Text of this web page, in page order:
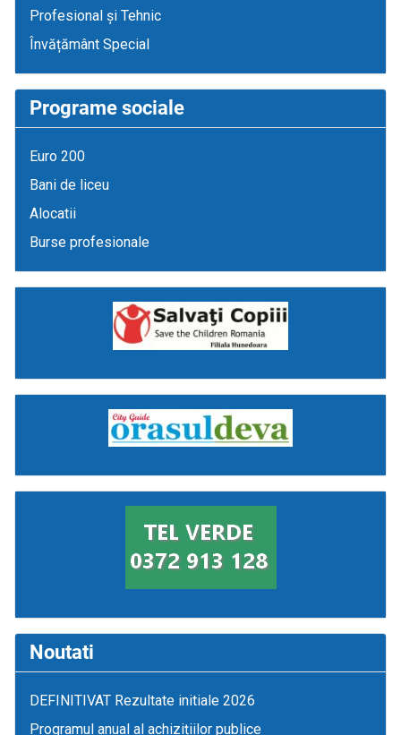
Profesional și Tehnic
Învățământ Special
Programe sociale
Euro 200
Bani de liceu
Alocatii
Burse profesionale
Noutati
DEFINITIVAT Rezultate initiale 2026
Programul anual al achizițiilor publice